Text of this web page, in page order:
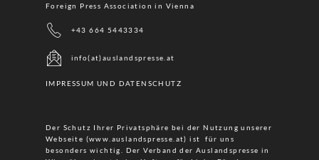
Foreign Press Association in Vienna
+43 664 5443334
info(at)auslandspresse.at
IMPRESSUM UND DATENSCHUTZ
Der Schutz Ihrer Privatsphäre bei der Nutzung unserer
Webseite (www.auslandspresse.at) ist für uns
besonders wichtig. Der Verband der Auslandspresse in